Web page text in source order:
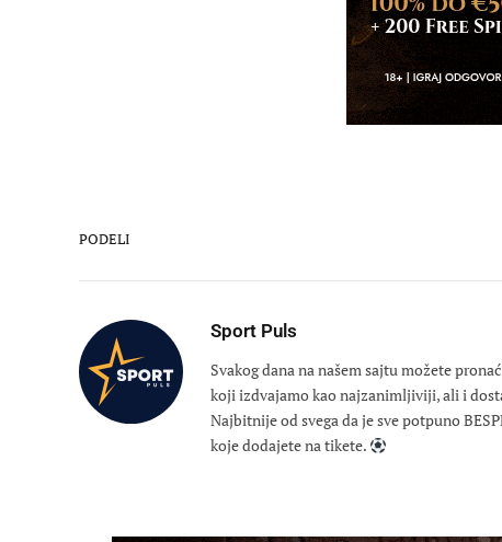
PODELI
Sport Puls
Svakog dana na našem sajtu možete
koji izdvajamo kao najzanimljiviji, ali i
Najbitnije od svega da je sve potpuno
koje dodajete na tikete.